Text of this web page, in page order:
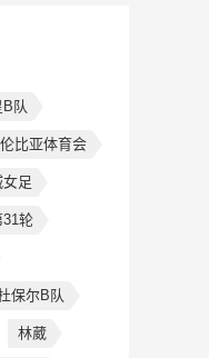
队
比亚体育会
足
31轮
保尔B队
林葳